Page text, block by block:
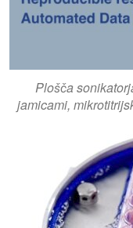
Plošča
jamicami,